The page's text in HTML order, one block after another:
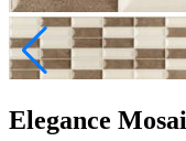
Elegance